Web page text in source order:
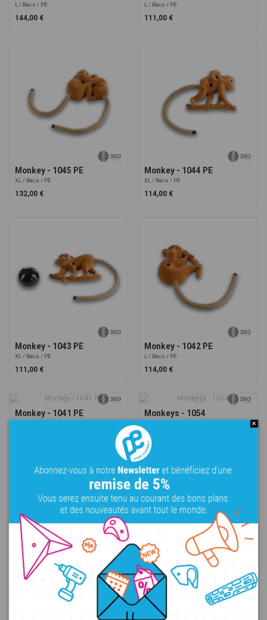
L Bacs PE
144,00 €
L Bacs PE
111,00 €
Monkey - 1045 PE
XL Bacs PE
132,00 €
Monkey - 1044 PE
XL Bacs PE
114,00 €
Monkey - 1043 PE
XL Bacs PE
111,00 €
Monkey - 1042 PE
L Bacs PE
114,00 €
Monkey - 1041 PE Monkeys - 1054
90,00 €
102,00 €
E-Series Rhino - Rhino 9
L XL Bacs
209,00 €
E-Wood - Animals - Sophie
Bois
800,00 €
E-Wood - Animals -
Poulpito
XL Bois
831,00 €